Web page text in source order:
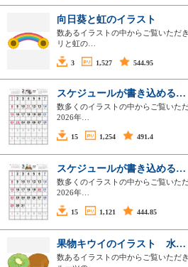
向日葵と虹のイラスト
数あるイラストの中からご覧いただ
リと虹の…
3 1,527 544.95
スケジュールが書き込める…
数多くのイラストの中からご覧いた
2026年…
15 1,254 491.4
スケジュールが書き込める…
数多くのイラストの中からご覧いた
2026年…
15 1,121 444.85
果物キウイのイラスト 水…
数あるイラストの中からご覧いただ